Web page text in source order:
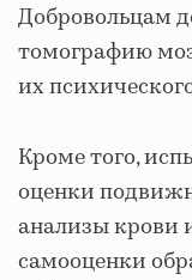
Добровольцам
томографию
их
Кроме того,
оценки
анализы крови
самооценки